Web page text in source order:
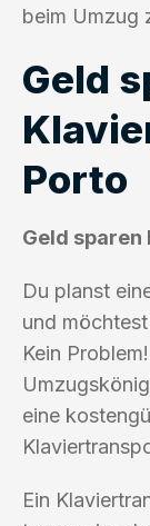
beim Umzug
Geld
Porto
Geld sparen
Du planst
und
Kein
eine
Ein